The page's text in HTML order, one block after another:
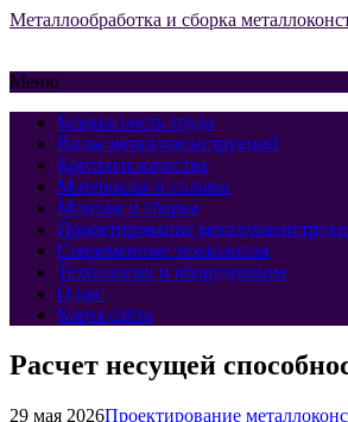
Металлообработка и сборка
Меню
Безопасность труда
Виды металлоконструкций
Контроль качества
Материалы и сплавы
Монтаж и сборка
Проектирование
Современные технологии
Технологии и оборудование
О нас
Карта сайта
Расчет несущей
29 мая 2026Проектирование